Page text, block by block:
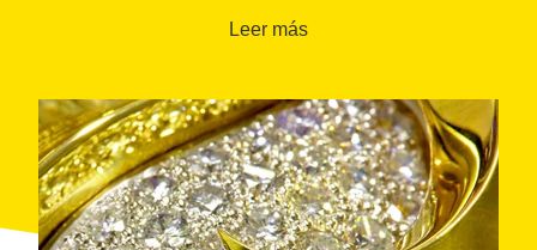
Leer más